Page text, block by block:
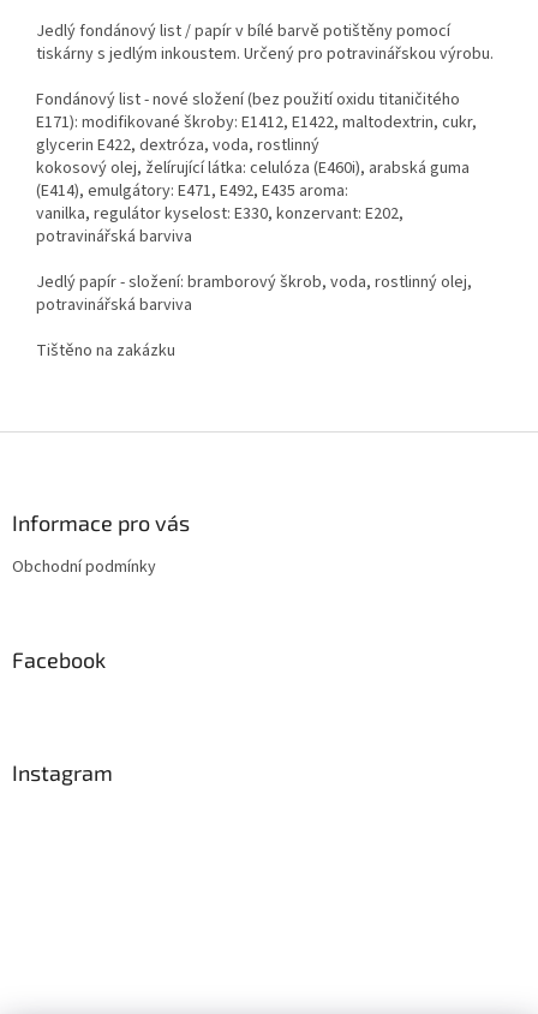
Jedlý fondánový list / papír v bílé barvě potištěny pomocí
tiskárny s jedlým inkoustem. Určený pro potravinářskou výrobu.
Fondánový list - nové složení (bez použití oxidu titaničitého
E171): modifikované škroby: E1412, E1422, maltodextrin, cukr,
glycerin E422, dextróza, voda, rostlinný
kokosový olej, želírující látka: celulóza (E460i), arabská guma
(E414), emulgátory: E471, E492, E435 aroma:
vanilka, regulátor kyselost: E330, konzervant: E202,
potravinářská barviva
Jedlý papír - složení: bramborový škrob, voda, rostlinný olej,
potravinářská barviva
Tištěno na zakázku
Informace pro vás
Obchodní podmínky
Facebook
Instagram